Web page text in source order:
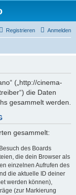
Anmelden
Registrieren
(„http://cinema-
die Daten
gesammelt werden.
gesammelt:
des Boards
die dein Browser als
einzelnen Aufrufen des
die aktuelle ID deiner
werden können),
(zur Markierung